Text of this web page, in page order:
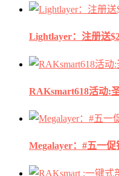
Lightlayer：注册送
RAKsmart618活动:
Megalayer：#五一